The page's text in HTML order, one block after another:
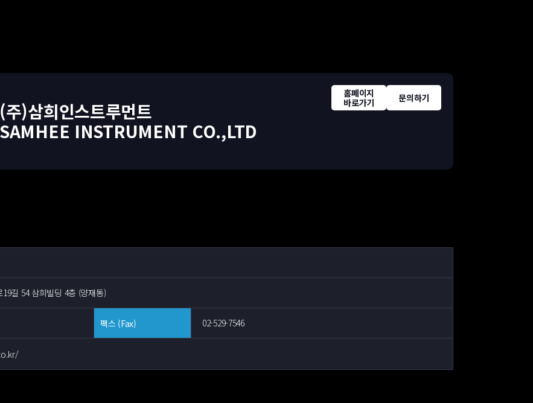
(주)삼희인스트루먼트
SAMHEE INSTRUMENT CO.,LTD
홈페이지
바로가기
문의하기
길 54 삼희빌딩 4층 (양재동)
팩스 (Fax) 02-529-7546